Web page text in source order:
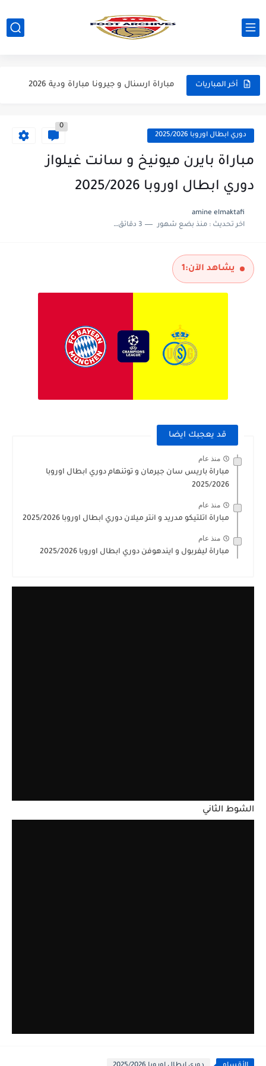
أخر المباريات
مباراة فرينكفاروز و ريال مدريد مباراة ودية 2026
مباراة ارسنال و جيرونا مباراة ودية 2026
دوري ابطال اوروبا 2025/2026
0
مباراة بايرن ميونيخ و سانت غيلواز
دوري ابطال اوروبا 2025/2026
amine elmaktafi
اخر تحديث :منذ بضع شهور 3 دقائق للقراءة
يشاهد الآن:1
قد يعجبك ايضا
منذ عام
مباراة باريس سان جيرمان و توتنهام دوري ابطال اوروبا
2025/2026
منذ عام
مباراة اتلتيكو مدريد و انتر ميلان دوري ابطال اوروبا 2025/2026
منذ عام
مباراة ليفربول و ايندهوفن دوري ابطال اوروبا 2025/2026
الشوط الثاني